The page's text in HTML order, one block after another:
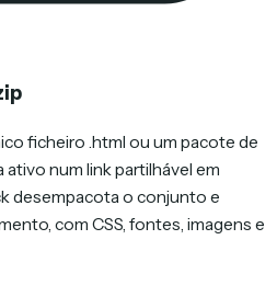
ficheiro .html ou um pacote de
ativo num link partilhável em
desempacota o conjunto e
com CSS, fontes, imagens e